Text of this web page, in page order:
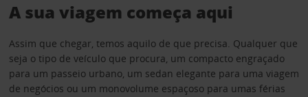
A sua viagem começa aqui
Assim que chegar, temos aquilo de que precisa. Qualquer que
seja o tipo de veículo que procura, um compacto engraçado
para um passeio urbano, um sedan elegante para uma viagem
de negócios ou um monovolume espaçoso para umas férias